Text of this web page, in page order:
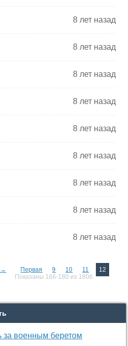
8 лет назад
8 лет назад
8 лет назад
8 лет назад
8 лет назад
8 лет назад
8 лет назад
8 лет назад
8 лет назад
→ Первая 9 10 11
12
Показаны 166-180 из 1806
за военным беретом